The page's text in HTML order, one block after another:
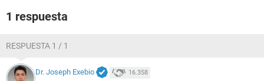
1 respuesta
RESPUESTA 1 / 1
Dr. Joseph Exebio 16.358